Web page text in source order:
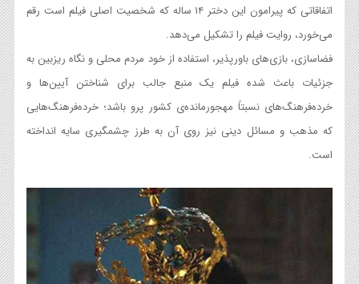
اتفاقاتی که پیرامون این دختر ۱۴ ساله که شخصیت اصلی فیلم است رقم
می‌خورد، روایت فیلم را تشکیل می‌دهد.
فضاسازی، بازی‌های باورپذیر، استفاده از خود مردم محلی و نگاه ریزبین به
جزئیات باعث شده فیلم یک منبع جالب برای شناختن آیین‌ها و
خرده‌فرهنگ‌های نسبتاً مهجورمانده‌ی کشور پرو باشد؛ خرده‌فرهنگ‌هایی
که مذهب و مسائل دینی نیز روی آن به طرز چشمگیری سایه انداخته
است.